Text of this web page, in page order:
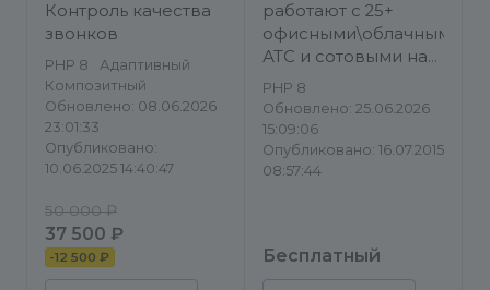
Контроль качества
звонков
PHP 8
Адаптивный
Композитный
Обновлено: 08.06.2026
23:01:33
Опубликовано:
10.06.2025 14:40:47
50 000 ₽
37 500 ₽
-12 500 ₽
работают с 25+
офисными\облачными
АТС и сотовыми на
Android
PHP 8
Обновлено: 25.06.2026
15:09:06
Опубликовано: 16.07.2015
08:57:44
Бесплатный